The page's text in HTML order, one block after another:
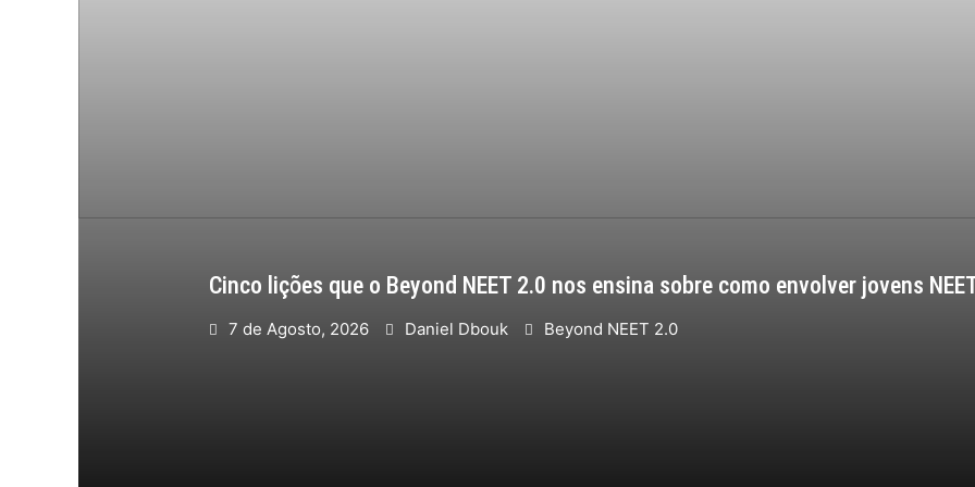
Cinco lições que o Beyond NEET 2.0 nos ensina sobre como envolver jovens
7 de Agosto, 2026 Daniel Dbouk Beyond NEET 2.0